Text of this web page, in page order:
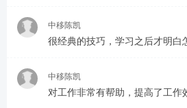
中移陈凯
很经典的技巧，学习之后才明白
中移陈凯
对工作非常有帮助，提高了工作